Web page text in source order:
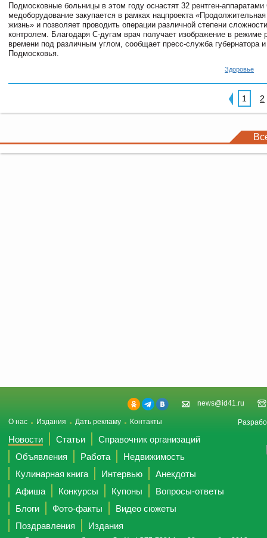
Подмосковные больницы в этом году оснастят 32 рентген-
медоборудование закупается в рамках нацпроекта «Продолжительная
жизнь» и позволяет проводить операции различной степени
контролем. Благодаря С-дугам врач получает изображение в режиме
времени под различным углом, сообщает пресс-служба губернатора и
Подмосковья.
Здоровье
1 2
news@id41.ru
О нас Издания Дать рекламу Контакты
Новости Статьи
Справочник организаций
Объявления
Работа
Недвижимость
Кулинарная книга
Интервью
Анекдоты
Афиша
Конкурсы Купоны
Вопросы-ответы
Блоги
Фото-факты
Видео сюжеты
Поздравления
Издания